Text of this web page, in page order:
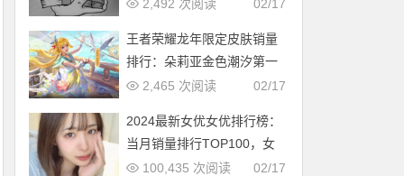
02/17
2,492 次阅读
王者荣耀龙年限定皮肤销量
排行：朵莉亚金色潮汐第一
02/17
2,465 次阅读
2024最新女优女优排行榜：
当月销量排行TOP100，女
优新人多多（2024年1月，
02/17
100,435 次阅读